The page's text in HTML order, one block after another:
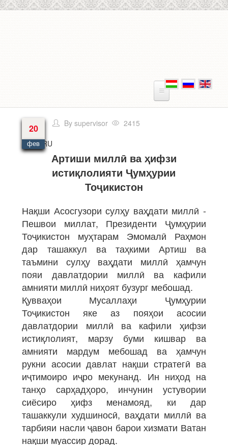
20
фев
Bysupervisor
2415
Язык RU
Артиши миллӣ ва ҳифзи
истиқлолияти Ҷумҳурии
Тоҷикистон
Нақши Асосгузори сулҳу ваҳдати миллӣ -
Пешвои миллат, Президенти Ҷумҳурии
Тоҷикистон муҳтарам Эмомалӣ Раҳмон
дар ташаккул ва таҳкими Артиш ва
таъмини сулҳу ваҳдати миллӣ ҳамчун
пояи давлатдории миллӣ ва кафили
амнияти миллӣ ниҳоят бузург мебошад.
Қувваҳои Мусаллаҳи Ҷумҳурии
Тоҷикистон яке аз пояҳои асосии
давлатдории миллӣ ва кафили ҳифзи
истиқлолият, марзу буми кишвар ва
амнияти мардум мебошад ва ҳамчун
рукни асосии давлат нақши стратегӣ ва
иҷтимоиро иҷро мекунанд. Ин ниҳод на
танҳо сарҳадҳоро, инчунин устувории
сиёсиро ҳифз менамояд, ки дар
ташаккули худшиносӣ, ваҳдати миллӣ ва
тарбияи насли ҷавон барои хизмати Ватан
нақши муассир дорад.